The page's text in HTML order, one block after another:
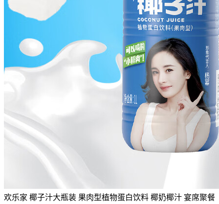
欢乐家 椰子汁大瓶装 果肉型植物蛋白饮料 椰奶椰汁 宴席聚餐